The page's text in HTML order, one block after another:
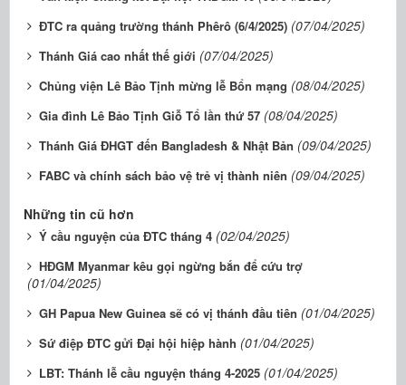
ĐTC ra quảng trường thánh Phêrô (6/4/2025) (07/04/2025)
Thánh Giá cao nhất thế giới (07/04/2025)
Chủng viện Lê Bảo Tịnh mừng lễ Bổn mạng (08/04/2025)
Gia đình Lê Bảo Tịnh Giỗ Tổ lần thứ 57 (08/04/2025)
Thánh Giá ĐHGT đến Bangladesh & Nhật Bản (09/04/2025)
FABC và chính sách bảo vệ trẻ vị thành niên (09/04/2025)
Những tin cũ hơn
Ý cầu nguyện của ĐTC tháng 4 (02/04/2025)
HĐGM Myanmar kêu gọi ngừng bắn để cứu trợ
(01/04/2025)
GH Papua New Guinea sẽ có vị thánh đầu tiên (01/04/2025)
Sứ điệp ĐTC gửi Đại hội hiệp hành (01/04/2025)
LBT: Thánh lễ cầu nguyện tháng 4-2025 (01/04/2025)